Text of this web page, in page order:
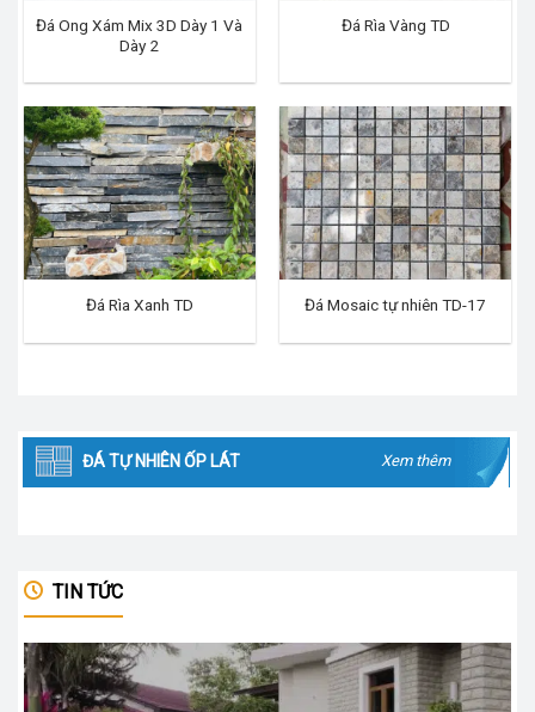
Đá Ong Xám Mix 3D Dày 1 Và
Dày 2
Đá Rìa Vàng TD
Đá Rìa Xanh TD Đá Mosaic tự nhiên TD-17
ĐÁ TỰ NHIÊN ỐP LÁT Xem thêm
TIN TỨC